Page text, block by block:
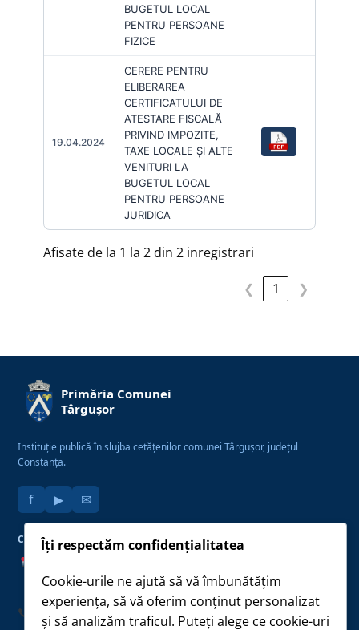
BUGETUL LOCAL
PENTRU PERSOANE
FIZICE
19.04.2024
CERERE PENTRU
ELIBERAREA
CERTIFICATULUI DE
ATESTARE FISCALĂ
PRIVIND IMPOZITE,
TAXE LOCALE ȘI ALTE
VENITURI LA
BUGETUL LOCAL
PENTRU PERSOANE
JURIDICA
Afisate de la 1 la 2 din 2 inregistrari
❮ 1 ❯
Primăria Comunei
Târgușor
Instituție publică în slujba cetățenilor comunei Târgușor, județul
Constanța.
f ▶ ✉
CONTACT
Localitatea Târgușor
Județul Constanța, cod 907275
0241 870 021
LINK-URI UTILE
Conturi IBAN — plăți
Taxe și impozite
Formulare tipizate
Anunțuri și Evenimente
Îți respectăm confidențialitatea
Cookie-urile ne ajută să vă îmbunătățim
experiența, să vă oferim conținut personalizat
și să analizăm traficul. Puteți alege ce cookie-uri